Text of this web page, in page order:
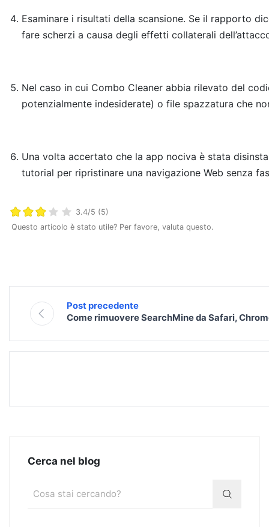
Esaminare i risultati della scansione. Se il rapporto
fare scherzi a causa degli effetti collaterali
Nel caso in cui Combo Cleaner abbia rilevato del
potenzialmente indesiderate) o file spazzatura che
Una volta accertato che la app nociva è stata
tutorial per ripristinare una navigazione Web senza
3.4/5 (5)
Questo articolo è stato utile? Per favore, valuta questo.
Post precedente
Come rimuovere SearchMine da Safari,
Cerca nel blog